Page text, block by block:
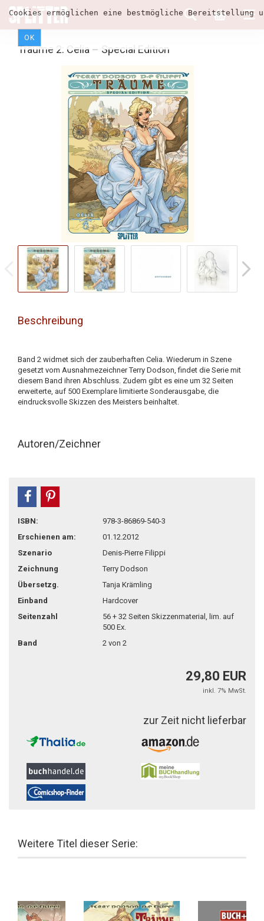
Cookies ermöglichen eine bestmögliche
OK
Träume 2: Celia – Special Edition
Beschreibung
Band 2 widmet sich der zauberhaften Celia. Wiederum in Szene
gesetzt vom Ausnahmezeichner Terry Dodson, findet die Serie mit
diesem Band ihren Abschluss. Zudem gibt es eine um 32 Seiten
erweiterte, auf 500 Exemplare limitierte Sonderausgabe, die
eindrucksvolle Skizzen des Meisters beinhaltet.
Autoren/Zeichner
teilen
ISBN:
978-3-86869-540-3
Erschienen am:
01.12.2012
Szenario
Denis-Pierre Filippi
Zeichnung
Terry Dodson
Übersetzg.
Tanja Krämling
Einband
Hardcover
Seitenzahl
56 + 32 Seiten Skizzenmaterial, lim. auf
500 Ex.
Band
2 von 2
29,80 EUR
inkl. 7% MwSt.
zur Zeit nicht lieferbar
Weitere Titel dieser Serie: